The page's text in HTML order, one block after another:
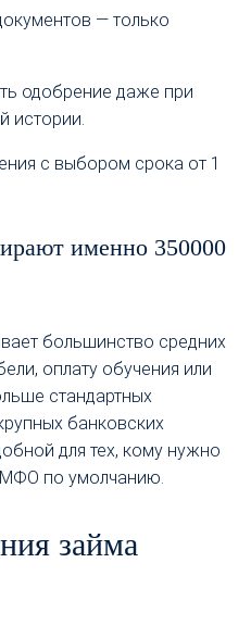
— только
одобрение даже при
истории.
с выбором срока от 1
именно 350000
большинство средних
оплату обучения или
стандартных
банковских
для тех, кому нужно
по умолчанию.
займа